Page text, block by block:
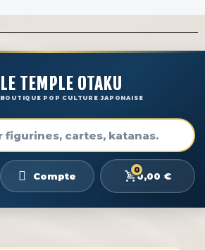
LE TEMPLE OTAKU
BOUTIQUE POP CULTURE JAPONAISE
Compte
0
0,00 €